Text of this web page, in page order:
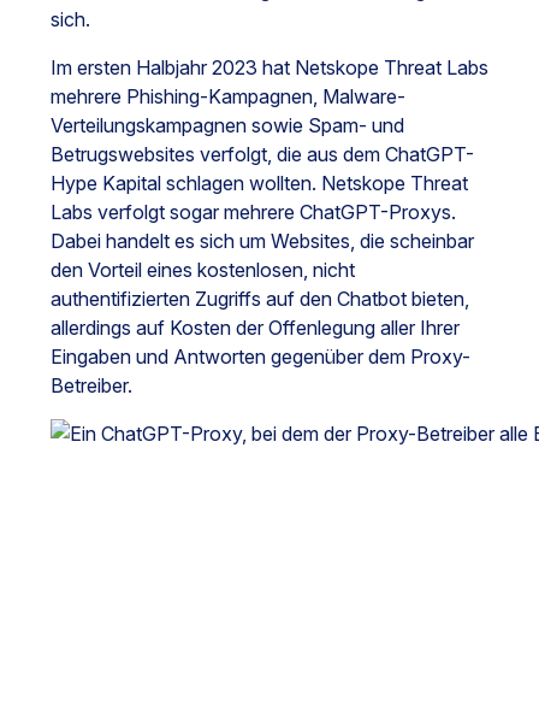
sich.
Im ersten Halbjahr 2023 hat Netskope Threat Labs
mehrere Phishing-Kampagnen, Malware-
Verteilungskampagnen sowie Spam- und
Betrugswebsites verfolgt, die aus dem ChatGPT-
Hype Kapital schlagen wollten. Netskope Threat
Labs verfolgt sogar mehrere ChatGPT-Proxys.
Dabei handelt es sich um Websites, die scheinbar
den Vorteil eines kostenlosen, nicht
authentifizierten Zugriffs auf den Chatbot bieten,
allerdings auf Kosten der Offenlegung aller Ihrer
Eingaben und Antworten gegenüber dem Proxy-
Betreiber.